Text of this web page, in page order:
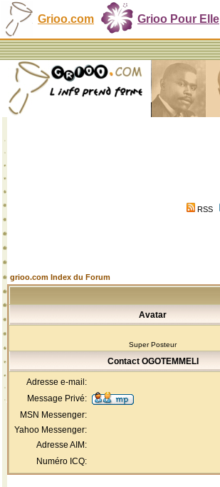
Grioo.com Grioo Pour Elle
RSS
grioo.com Index du Forum
Avatar
Super Posteur
Contact OGOTEMMELI
Adresse e-mail:
Message Privé:
MSN Messenger:
Yahoo Messenger:
Adresse AIM:
Numéro ICQ: